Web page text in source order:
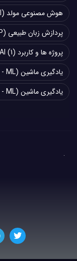
هوش مصنوعی مولد (Generative AI)
پردازش زبان طبیعی (Natural Language Processing - NLP)
پروژه ها و کاربرد AI (1)
یادگیری ماشین (Machine Learning - ML)
یادگیری ماشین (Machine Learning - ML)